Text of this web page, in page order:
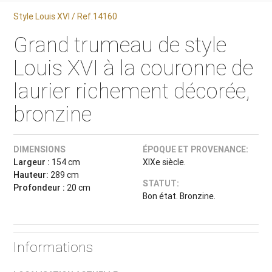
Style Louis XVI / Ref.14160
Grand trumeau de style
Louis XVI à la couronne de
laurier richement décorée,
bronzine
DIMENSIONS
Largeur : 154 cm
Hauteur: 289 cm
Profondeur : 20 cm
ÉPOQUE ET PROVENANCE:
XIXe siècle.
STATUT:
Bon état. Bronzine.
Informations